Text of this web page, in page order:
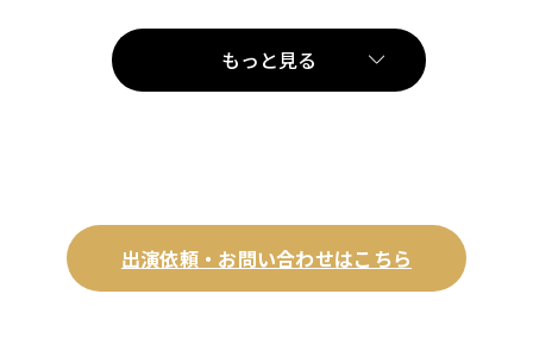
もっと見る
出演依頼・お問い合わせはこちら